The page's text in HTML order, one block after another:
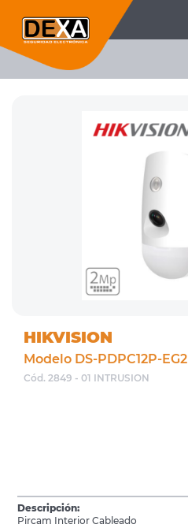
HIKVISION
Modelo DS-PDPC12P-EG2
Cód. 2849 - 01 INTRUSION
Descripción:
Pircam Interior Cableado